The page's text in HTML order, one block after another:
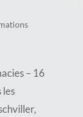
– 16
les